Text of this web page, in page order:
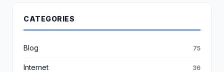
CATEGORIES
Blog 75
Internet 36